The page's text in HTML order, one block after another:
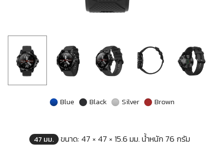
Blue Black Silver Brown
47 มม. ขนาด: 47 × 47 × 15.6 มม. น้ำหนัก 76 กรัม